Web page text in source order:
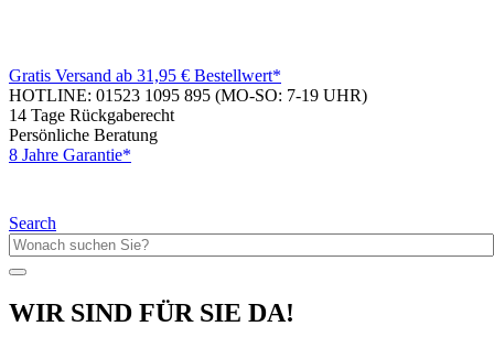
Gratis Versand ab 31,95 € Bestellwert*
HOTLINE: 01523 1095 895 (MO-SO: 7-19 UHR)
14 Tage Rückgaberecht
Persönliche Beratung
8 Jahre Garantie*
Search
WIR SIND FÜR SIE DA!